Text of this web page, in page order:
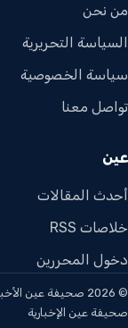
من نحن
السياسة التحريرية
سياسة الخصوصية
تواصل معنا
عين
أحدث المقالات
خلاصات RSS
دخول المحررين
© 2026 صحيفة عين الأخبارية. جميع الحقوق محفوظة.
صحيفة عين الإخبارية